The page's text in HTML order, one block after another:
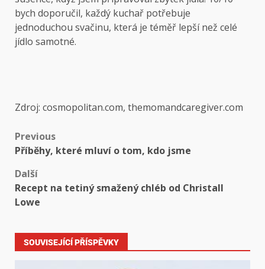
bych doporučil, každý kuchař potřebuje
jednoduchou svačinu, která je téměř lepší než celé
jídlo samotné.
Zdroj: cosmopolitan.com, themomandcaregiver.com
Previous
Příběhy, které mluví o tom, kdo jsme
Další
Recept na tetiný smažený chléb od Christall
Lowe
SOUVISEJÍCÍ PŘÍSPĚVKY